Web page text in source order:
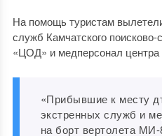
На помощь туристам
служб Камчатского
«ЦОД» и медперсонал
«Прибывшие к месту
экстренных служб и
на борт вертолета